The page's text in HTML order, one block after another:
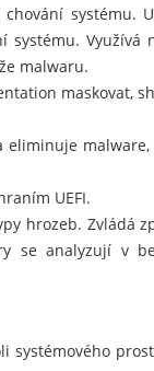
systému.
Využívá
malwaru.
maskovat,
UEFI.
hrozeb. Zvládá
se analyzují v